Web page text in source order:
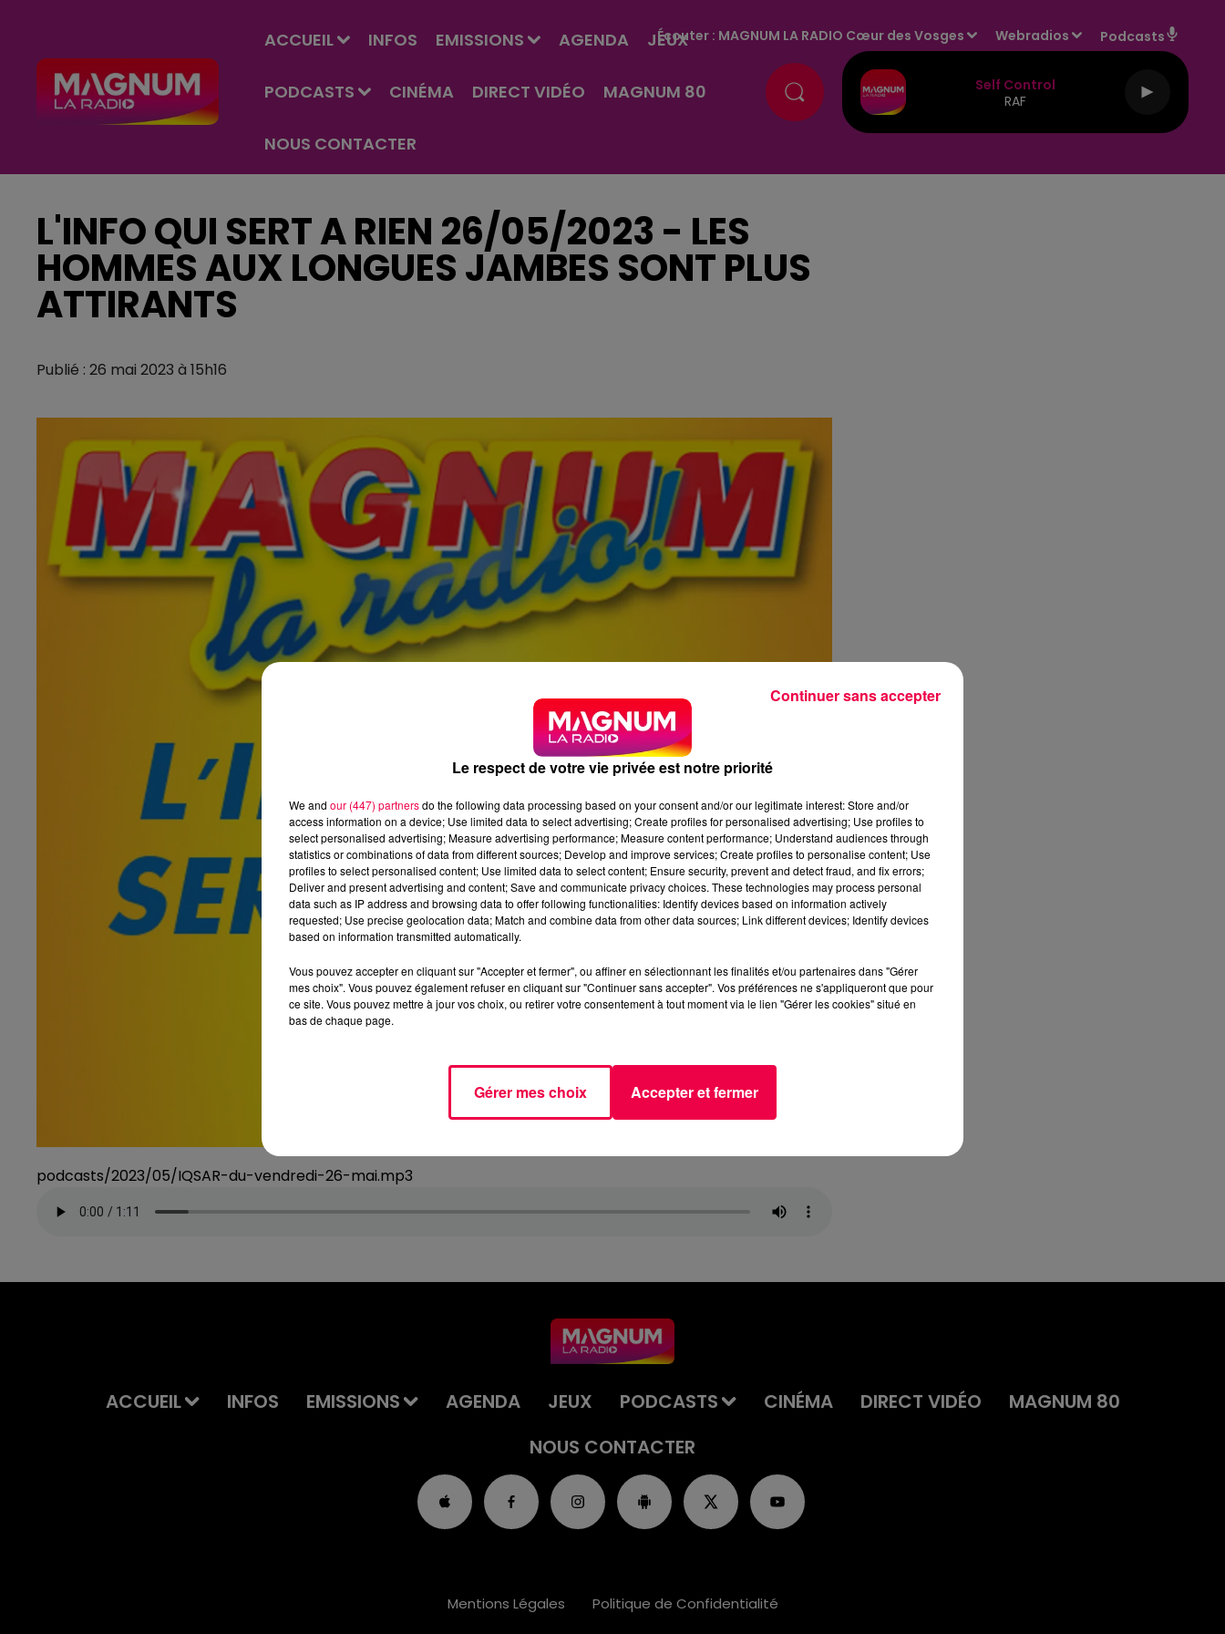
ACCUEIL INFOS EMISSIONS AGENDA JEUX
PODCASTS CINÉMA DIRECT VIDÉO MAGNUM 80
NOUS CONTACTER
Écouter : MAGNUM LA RADIO Cœur des Vosges Webradios Podcasts
Self Control
RAF
L'INFO QUI SERT A RIEN 26/05/2023 - LES
HOMMES AUX LONGUES JAMBES SONT PLUS
ATTIRANTS
Publié : 26 mai 2023 à 15h16
podcasts/2023/05/IQSAR-du-vendredi-26-mai.mp3
ACCUEIL INFOS EMISSIONS AGENDA JEUX PODCASTS CINÉMA DIRECT VIDÉO
MAGNUM 80
NOUS CONTACTER
Mentions Légales Politique de Confidentialité
Le respect de votre vie privée est notre priorité
We and our (447) partnersdo the following data processing based on your consent and/or our legitimate interest: Store and/or
access information on a device; Use limited data to select advertising; Create profiles for personalised advertising; Use profiles to
select personalised advertising; Measure advertising performance; Measure content performance; Understand audiences through
statistics or combinations of data from different sources; Develop and improve services; Create profiles to personalise content; Use
profiles to select personalised content; Use limited data to select content; Ensure security, prevent and detect fraud, and fix errors;
Deliver and present advertising and content; Save and communicate privacy choices. These technologies may process personal
data such as IP address and browsing data to offer following functionalities: Identify devices based on information actively
requested; Use precise geolocation data; Match and combine data from other data sources; Link different devices; Identify devices
based on information transmitted automatically.
Vous pouvez accepter en cliquant sur "Accepter et fermer", ou affiner en sélectionnant les finalités et/ou partenaires dans "Gérer
mes choix". Vous pouvez également refuser en cliquant sur "Continuer sans accepter". Vos préférences ne s'appliqueront que pour
ce site. Vous pouvez mettre à jour vos choix, ou retirer votre consentement à tout moment via le lien "Gérer les cookies" situé en
bas de chaque page.
Gérer mes choix Accepter et fermer
Continuer sans accepter